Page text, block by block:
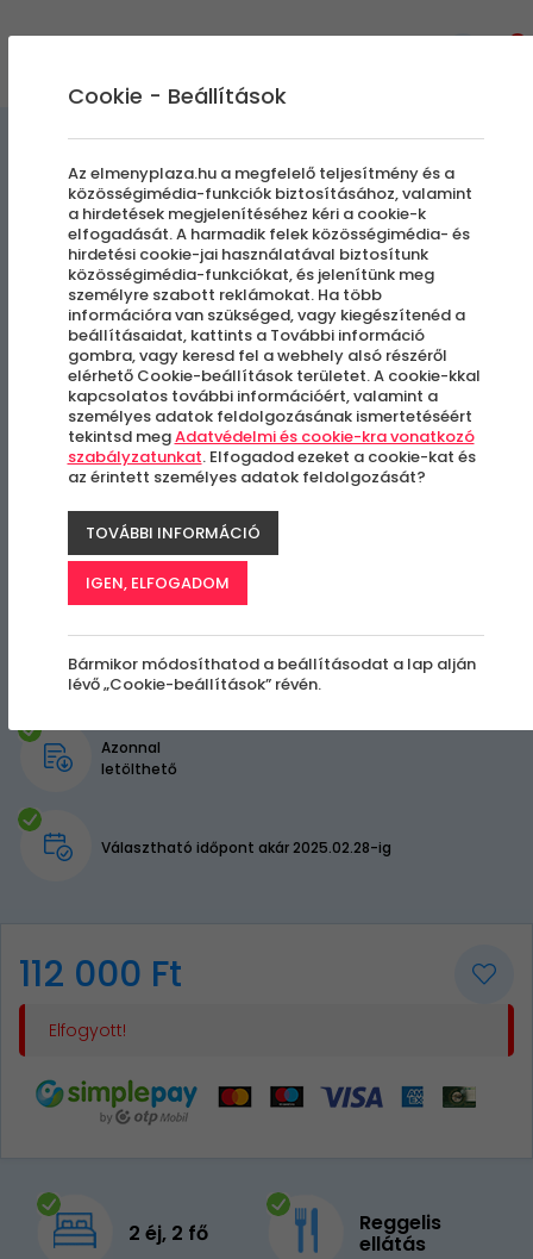
LH Hotel Lloyd Roma***
Külföldi városlátogatás
Róma, Olaszország
Azonnal
letölthető
Választható időpont akár 2025.02.28-ig
112 000 Ft
Elfogyott!
2 éj, 2 fő Reggelis
ellátás
Cookie - Beállítások
Az elmenyplaza.hu a megfelelő teljesítmény és a
közösségimédia-funkciók biztosításához, valamint
a hirdetések megjelenítéséhez kéri a cookie-k
elfogadását. A harmadik felek közösségimédia- és
hirdetési cookie-jai használatával biztosítunk
közösségimédia-funkciókat, és jelenítünk meg
személyre szabott reklámokat. Ha több
információra van szükséged, vagy kiegészítenéd a
beállításaidat, kattints a További információ
gombra, vagy keresd fel a webhely alsó részéről
elérhető Cookie-beállítások területet. A cookie-kkal
kapcsolatos további információért, valamint a
személyes adatok feldolgozásának ismertetéséért
tekintsd megAdatvédelmi és cookie-kra vonatkozó
szabályzatunkat. Elfogadod ezeket a cookie-kat és
az érintett személyes adatok feldolgozását?
TOVÁBBI INFORMÁCIÓ
IGEN, ELFOGADOM
Bármikor módosíthatod a beállításodat a lap alján
lévő „Cookie-beállítások” révén.